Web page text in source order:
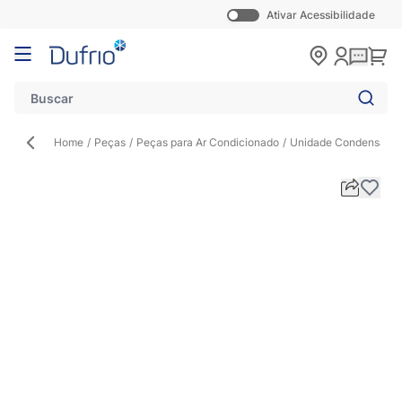
Ativar Acessibilidade
Pular para o conteúdo
Home / Peças / Peças para Ar Condicionado / Unidade